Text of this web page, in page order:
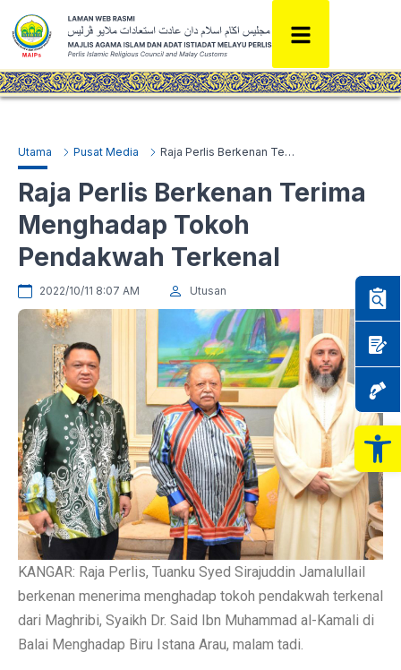
Utama Pusat Media Raja Perlis Berkenan Terima Menghadap Tokoh Pendakwah Terkenal
Raja Perlis Berkenan Terima
Menghadap Tokoh
Pendakwah Terkenal
2022/10/11 8:07 AM Utusan
KANGAR: Raja Perlis, Tuanku Syed Sirajuddin Jamalullail
berkenan menerima menghadap tokoh pendakwah terkenal
dari Maghribi, Syaikh Dr. Said Ibn Muhammad al-Kamali di
Balai Menghadap Biru Istana Arau, malam tadi.